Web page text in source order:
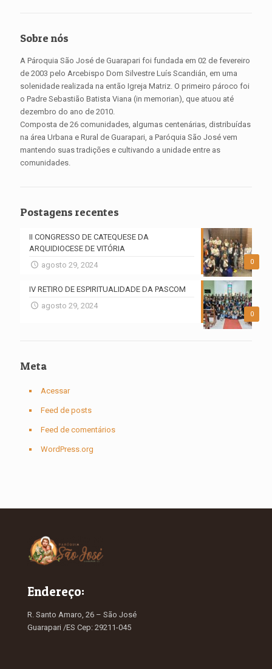
Sobre nós
A Pároquia São José de Guarapari foi fundada em 02 de fevereiro
de 2003 pelo Arcebispo Dom Silvestre Luís Scandián, em uma
solenidade realizada na então Igreja Matriz. O primeiro pároco foi
o Padre Sebastião Batista Viana (in memorian), que atuou até
dezembro do ano de 2010.
Composta de 26 comunidades, algumas centenárias, distribuídas
na área Urbana e Rural de Guarapari, a Paróquia São José vem
mantendo suas tradições e cultivando a unidade entre as
comunidades.
Postagens recentes
0
II CONGRESSO DE CATEQUESE DA
ARQUIDIOCESE DE VITÓRIA
agosto 29, 2024
0
IV RETIRO DE ESPIRITUALIDADE DA PASCOM
agosto 29, 2024
Meta
Acessar
Feed de posts
Feed de comentários
WordPress.org
Endereço:
R. Santo Amaro, 26 – São José
Guarapari /ES Cep: 29211-045